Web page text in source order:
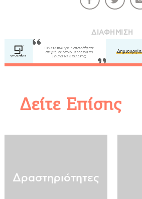
Επικοινωνία
ΔΙΑΦΉΜΙΣΗ
Δείτε Επίσης
Δραστηριότητες
COOKIES.
χρησιμοποιούμε Cookies.